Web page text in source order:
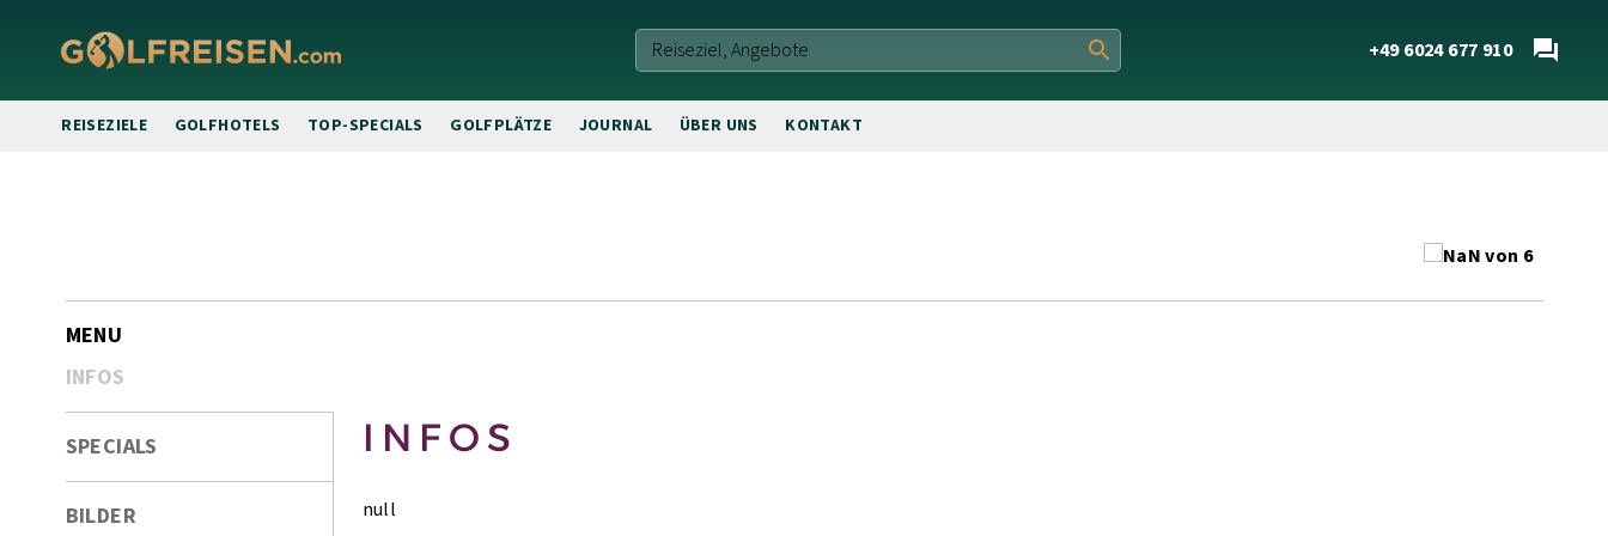
+49 6024 677 910
REISEZIELE GOLFHOTELS TOP-SPECIALS GOLFPLÄTZE JOURNAL ÜBER UNS
KONTAKT
MENU
INFOS
SPECIALS
BILDER
INFOS
null